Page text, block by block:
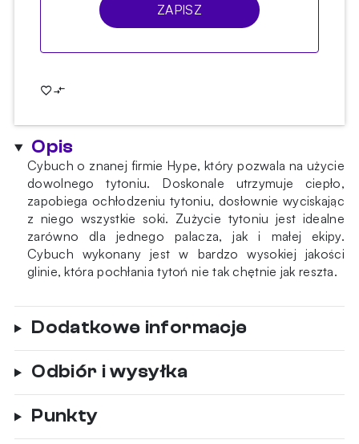
ZAPISZ
Opis
Cybuch o znanej firmie Hype, który pozwala na użycie
dowolnego tytoniu. Doskonale utrzymuje ciepło,
zapobiega ochłodzeniu tytoniu, dosłownie wyciskając
z niego wszystkie soki. Zużycie tytoniu jest idealne
zarówno dla jednego palacza, jak i małej ekipy.
Cybuch wykonany jest w bardzo wysokiej jakości
glinie, która pochłania tytoń nie tak chętnie jak reszta.
Dodatkowe informacje
Odbiór i wysyłka
Punkty